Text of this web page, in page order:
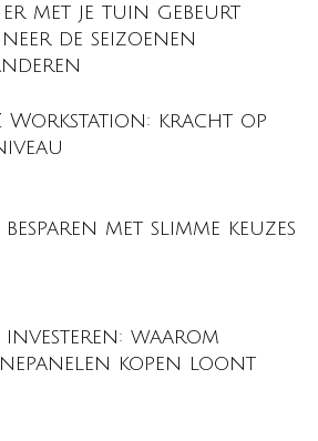
er met je tuin gebeurt
de seizoenen
Workstation: kracht op
besparen met slimme keuzes
investeren: waarom
kopen loont